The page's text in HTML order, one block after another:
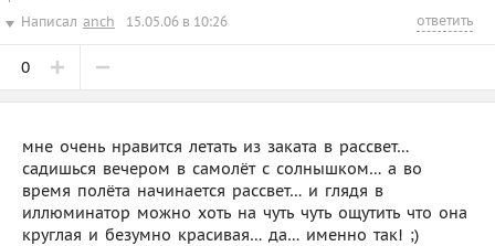
Написал anch 15.05.06 в 10:26 ответить
0
мне очень нравится летать из заката в рассвет…
садишься вечером в самолёт с солнышком… а во
время полёта начинается рассвет… и глядя в
иллюминатор можно хоть на чуть чуть ощутить что она
круглая и безумно красивая… да… именно так! ;)